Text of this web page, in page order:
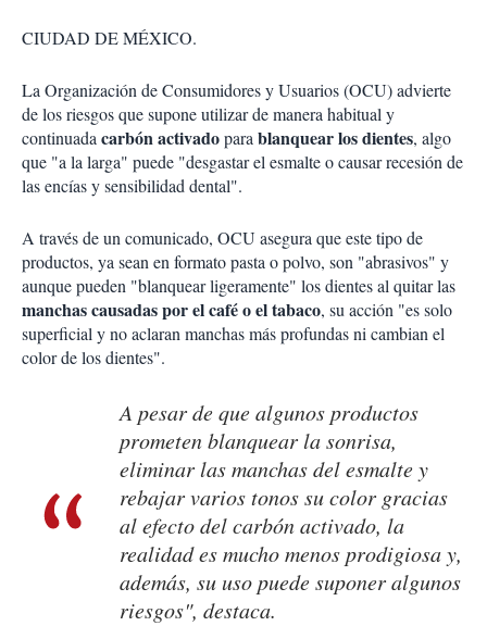
CIUDAD DE MÉXICO.
La Organización de Consumidores y Usuarios (OCU) advierte
de los riesgos que supone utilizar de manera habitual y
continuadacarbón activadoparablanquear los dientes, algo
que "a la larga" puede "desgastar el esmalte o causar recesión de
las encías y sensibilidad dental".
A través de un comunicado, OCU asegura que este tipo de
productos, ya sean en formato pasta o polvo, son "abrasivos" y
aunque pueden "blanquear ligeramente" los dientes al quitar las
manchas causadas por el café o el tabaco, su acción "es solo
superficial y no aclaran manchas más profundas ni cambian el
color de los dientes".
A pesar de que algunos productos
prometen blanquear la sonrisa,
eliminar las manchas del esmalte y
rebajar varios tonos su color gracias
al efecto del carbón activado, la
realidad es mucho menos prodigiosa y,
además, su uso puede suponer algunos
riesgos", destaca.